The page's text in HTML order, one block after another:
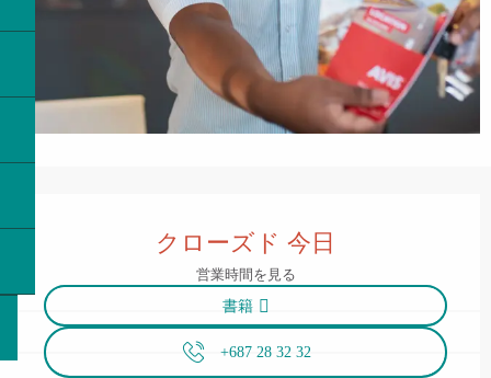
クローズド 今日
営業時間を見る
書籍
+687 28 32 32